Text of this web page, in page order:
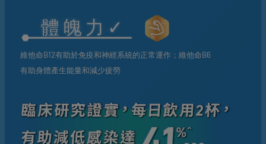
體魄力 ✓
維他命B12有助於免疫和神經系統的正常運作；維他命B6
有助身體產生能量和減少疲勞